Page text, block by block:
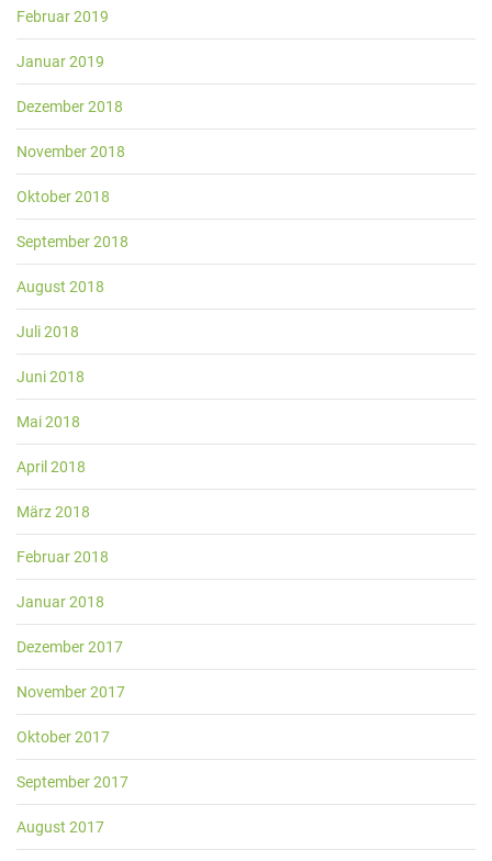
Februar 2019
Januar 2019
Dezember 2018
November 2018
Oktober 2018
September 2018
August 2018
Juli 2018
Juni 2018
Mai 2018
April 2018
März 2018
Februar 2018
Januar 2018
Dezember 2017
November 2017
Oktober 2017
September 2017
August 2017